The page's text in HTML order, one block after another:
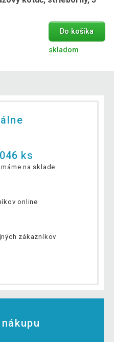
Do košíka
skladom
ks
máme na sklade
online
zákazníkov